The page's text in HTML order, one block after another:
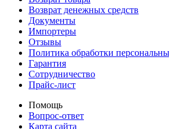
Возврат денежных средств
Документы
Импортеры
Отзывы
Политика обработки
Гарантия
Сотрудничество
Прайс-лист
Помощь
Вопрос-ответ
Карта сайта